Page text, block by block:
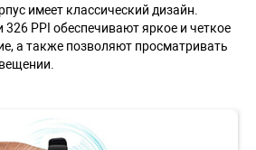
имеет классический дизайн.
326 PPI обеспечивают яркое и четкое
а также позволяют просматривать